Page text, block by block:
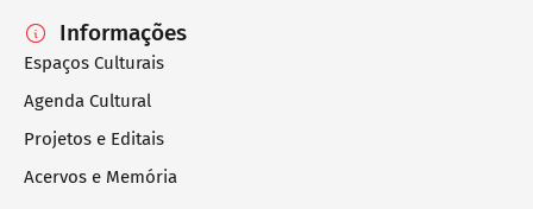
Informações
Espaços Culturais
Agenda Cultural
Projetos e Editais
Acervos e Memória